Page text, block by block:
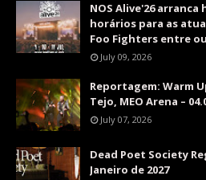
NOS Alive'26
horários para as
Foo Fighters entre
July 09, 2026
Reportagem: Warm
Tejo, MEO Arena –
July 07, 2026
Dead Poet Society
Janeiro de 2027